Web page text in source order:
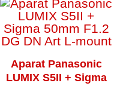
Aparat Panasonic
LUMIX S5II + Sigma